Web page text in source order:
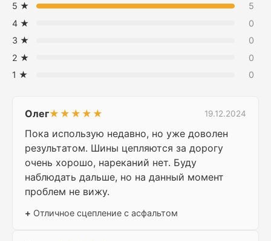
5 ★
5
4 ★
0
3 ★
0
2 ★
0
1 ★
0
Олег★★★★★ 19.12.2024
Пока использую недавно, но уже доволен
результатом. Шины цепляются за дорогу
очень хорошо, нареканий нет. Буду
наблюдать дальше, но на данный момент
проблем не вижу.
+ Отличное сцепление с асфальтом